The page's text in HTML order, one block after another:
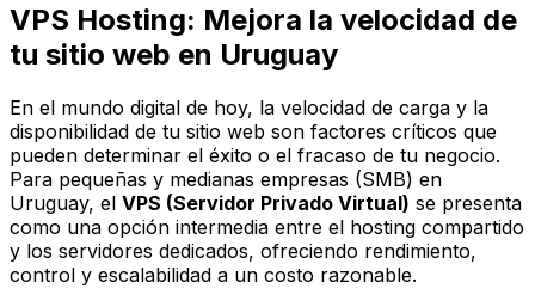
VPS Hosting: Mejora la velocidad de
tu sitio web en Uruguay
En el mundo digital de hoy, la velocidad de carga y la
disponibilidad de tu sitio web son factores críticos que
pueden determinar el éxito o el fracaso de tu negocio.
Para pequeñas y medianas empresas (SMB) en
Uruguay, el VPS (Servidor Privado Virtual) se presenta
como una opción intermedia entre el hosting compartido
y los servidores dedicados, ofreciendo rendimiento,
control y escalabilidad a un costo razonable.